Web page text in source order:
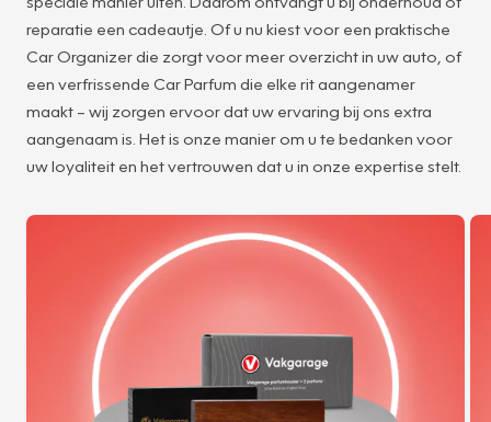
reparatie een cadeautje. Of u nu kiest voor een praktische
Car Organizer die zorgt voor meer overzicht in uw auto, of
een verfrissende Car Parfum die elke rit aangenamer
maakt – wij zorgen ervoor dat uw ervaring bij ons extra
aangenaam is. Het is onze manier om u te bedanken voor
uw loyaliteit en het vertrouwen dat u in onze expertise stelt.